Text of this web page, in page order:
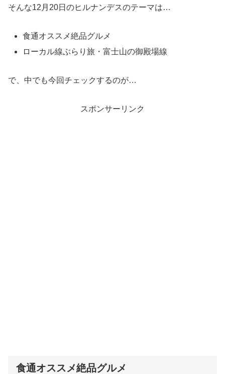
そんな12月20日のヒルナンデスのテーマは…
食通オススメ絶品グルメ
ローカル線ぶらり旅・富士山の御殿場線
で、中でも今回チェックするのが…
スポンサーリンク
食通オススメ絶品グルメ